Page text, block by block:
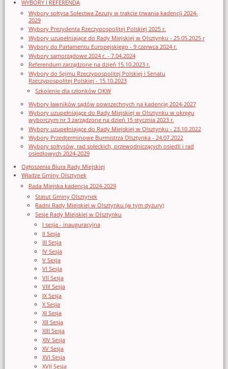
WYBORY I REFERENDA
Wybory sołtysa Sołectwa Zezuty w trakcie trwania kadencji 2024-
2029
Wybory Prezydenta Rzeczypospolitej Polskiej 2025 r.
Wybory uzupełniające do Rady Miejskiej w Olsztynku - 25.05.2025 r
Wybory do Parlamentu Europejskiego - 9 czerwca 2024 r.
Wybory samorządowe 2024 r. - 7.04.2024
Referendum zarządzone na dzień 15.10.2023 r.
Wybory do Sejmu Rzeczypospolitej Polskiej i Senatu
Rzeczypospolitej Polskiej - 15.10.2023
Szkolenie dla członków OKW
Wybory ławników sądów powszechnych na kadencję 2024-2027
Wybory uzupełniające do Rady Miejskiej w Olsztynku w okręgu
wyborczym nr 3 zarządzone na dzień 15 stycznia 2023 r.
Wybory uzupełniające do Rady Miejskiej w Olsztynku - 23.10.2022
Wybory Przedterminowe Burmistrza Olsztynka - 24.07.2022
Wybory sołtysów, rad sołeckich, przewodniczących osiedli i rad
osiedlowych 2024-2029
Ogłoszenia Biura Rady Miejskiej
Władze Gminy Olsztynek
Rada Miejska kadencja 2024-2029
Statut Gminy Olsztynek
Radni Rady Miejskiej w Olsztynku (w tym dyżury)
Sesje Rady Miejskiej w Olsztynku
I sesja - inauguracyjna
II Sesja
III Sesja
IV Sesja
V Sesja
VI Sesja
VII Sesja
VIII Sesja
IX Sesja
X Sesja
XI Sesja
XII Sesja
XIII Sesja
XIV Sesja
XV Sesja
XVI Sesja
XVII Sesja